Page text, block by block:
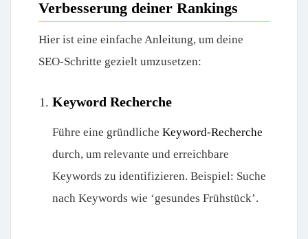
Verbesserung deiner Rankings
Hier ist eine einfache Anleitung, um deine
SEO-Schritte gezielt umzusetzen:
Keyword Recherche
Führe eine gründliche Keyword-Recherche
durch, um relevante und erreichbare
Keywords zu identifizieren. Beispiel: Suche
nach Keywords wie ‘gesundes Frühstück’.